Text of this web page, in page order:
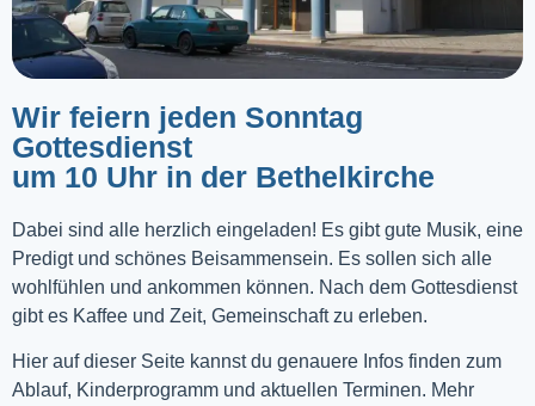
Wir feiern jeden Sonntag
Gottesdienst
um 10 Uhr in der Bethelkirche
Dabei sind alle herzlich eingeladen! Es gibt gute Musik, eine
Predigt und schönes Beisammensein. Es sollen sich alle
wohlfühlen und ankommen können. Nach dem Gottesdienst
gibt es Kaffee und Zeit, Gemeinschaft zu erleben.
Hier auf dieser Seite kannst du genauere Infos finden zum
Ablauf, Kinderprogramm und aktuellen Terminen. Mehr